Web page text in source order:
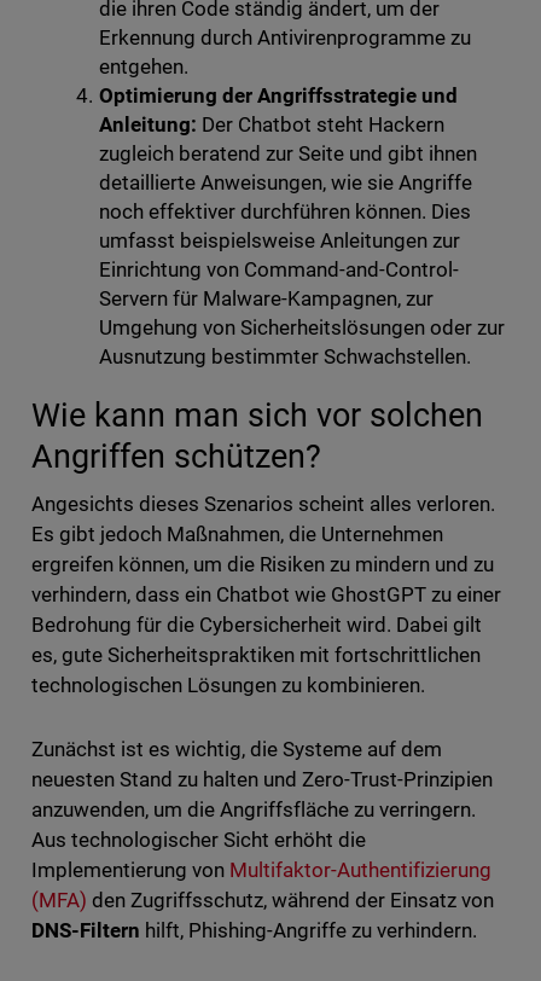
die ihren Code ständig ändert, um der
Erkennung durch Antivirenprogramme zu
entgehen.
Optimierung der Angriffsstrategie und
Anleitung: Der Chatbot steht Hackern
zugleich beratend zur Seite und gibt ihnen
detaillierte Anweisungen, wie sie Angriffe
noch effektiver durchführen können. Dies
umfasst beispielsweise Anleitungen zur
Einrichtung von Command-and-Control-
Servern für Malware-Kampagnen, zur
Umgehung von Sicherheitslösungen oder zur
Ausnutzung bestimmter Schwachstellen.
Wie kann man sich vor solchen
Angriffen schützen?
Angesichts dieses Szenarios scheint alles verloren.
Es gibt jedoch Maßnahmen, die Unternehmen
ergreifen können, um die Risiken zu mindern und zu
verhindern, dass ein Chatbot wie GhostGPT zu einer
Bedrohung für die Cybersicherheit wird. Dabei gilt
es, gute Sicherheitspraktiken mit fortschrittlichen
technologischen Lösungen zu kombinieren.
Zunächst ist es wichtig, die Systeme auf dem
neuesten Stand zu halten und Zero-Trust-Prinzipien
anzuwenden, um die Angriffsfläche zu verringern.
Aus technologischer Sicht erhöht die
Implementierung von Multifaktor-Authentifizierung
(MFA) den Zugriffsschutz, während der Einsatz von
DNS-Filtern hilft, Phishing-Angriffe zu verhindern.